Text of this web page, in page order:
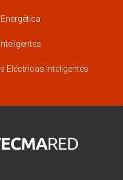
Eléctricas Inteligentes